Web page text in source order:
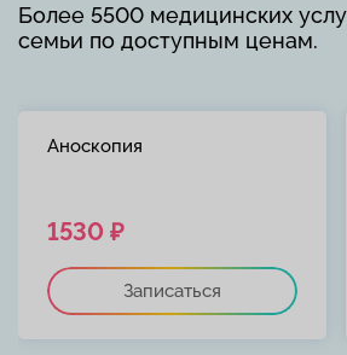
Более 5500 медицинских
семьи по доступным ценам.
Аноскопия
1530 ₽
Записаться